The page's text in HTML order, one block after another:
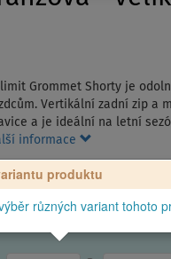
Grommet Shorty je
Vertikální zadní zip a
a je ideální na letní
informace
produktu
různých variant tohoto